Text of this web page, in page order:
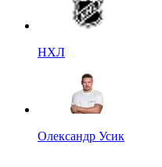
НХЛ
Олександр Усик